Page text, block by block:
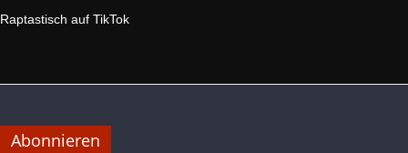
Raptastisch auf TikTok
Abonnieren